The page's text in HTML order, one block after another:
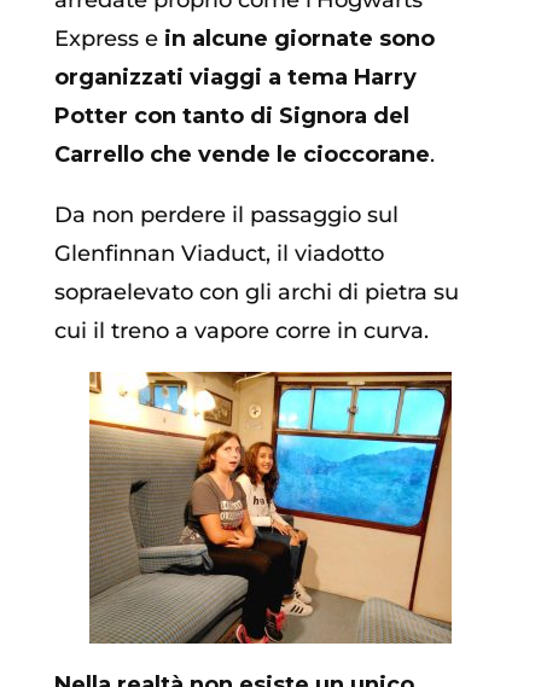
Express e in alcune giornate sono
organizzati viaggi a tema Harry
Potter con tanto di Signora del
Carrello che vende le cioccorane.
Da non perdere il passaggio sul
Glenfinnan Viaduct, il viadotto
sopraelevato con gli archi di pietra su
cui il treno a vapore corre in curva.